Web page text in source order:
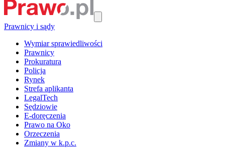
Prawnicy i sądy
Wymiar sprawiedliwości
Prawnicy
Prokuratura
Policja
Rynek
Strefa aplikanta
LegalTech
Sędziowie
E-doręczenia
Prawo na Oko
Orzeczenia
Zmiany w k.p.c.